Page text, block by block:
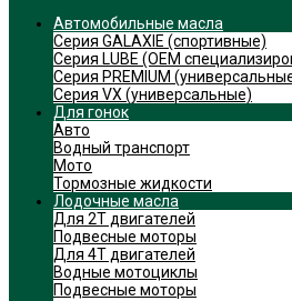
Автомобильные масла
Серия GALAXIE (cпортивные)
Серия LUBE (OEM
Серия PREMIUM
Серия VX (универсальные)
Для гонок
Авто
Водный транспорт
Мото
Тормозные жидкости
Лодочные масла
Для 2Т двигателей
Подвесные моторы
Для 4Т двигателей
Водные мотоциклы
Подвесные моторы